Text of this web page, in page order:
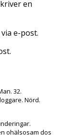
en
e-post.
32.
Nörd.
ohälsosam dos